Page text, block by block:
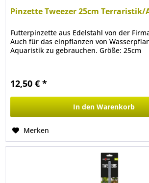
Pinzette Tweezer 25cm
Futterpinzette aus Edelstahl von der
Auch für das einpflanzen von
Aquaristik zu gebrauchen. Größe: 25cm
12,50 € *
In den Warenkorb
Merken